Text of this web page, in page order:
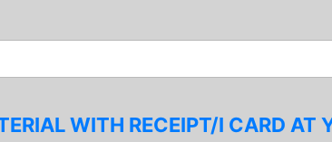
WITH RECEIPT/I CARD AT